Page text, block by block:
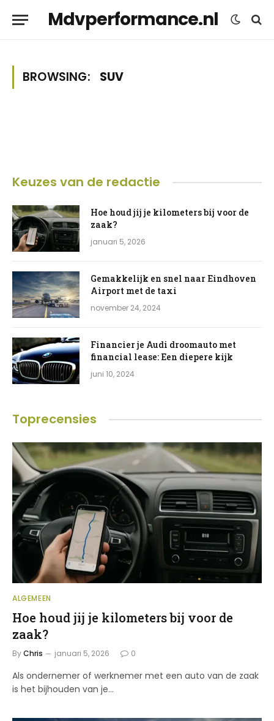
Mdvperformance.nl
BROWSING: SUV
Keuzes van de redactie
Hoe houd jij je kilometers bij voor de
zaak?
januari 5, 2026
Gemakkelijk en snel naar Eindhoven
Airport met de taxi
november 24, 2024
Financier je Audi droomauto met
financial lease: Een diepere kijk
juni 10, 2024
Toprecensies
ALGEMEEN
Hoe houd jij je kilometers bij voor de
zaak?
ByChris januari 5, 2026 0
Als ondernemer of werknemer met een auto van de zaak
is het bijhouden van je…